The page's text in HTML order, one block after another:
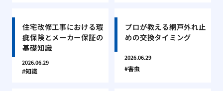
住宅改修工事における瑕
疵保険とメーカー保証の
基礎知識
2026.06.29
知識
プロが教える網戸外れ止
めの交換タイミング
2026.06.29
害虫